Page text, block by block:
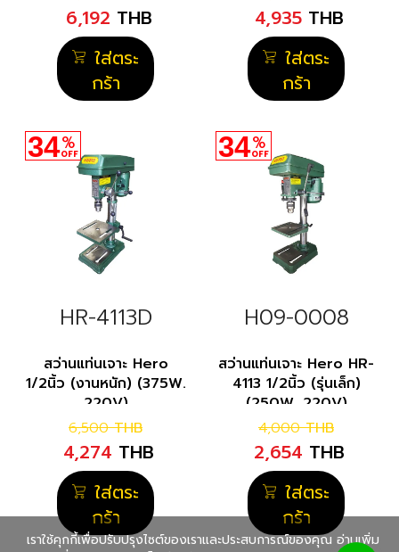
6,192 THB
ใส่ตระ
กร้า
4,935 THB
ใส่ตระ
กร้า
34%
OFF
HR-4113D
สว่านแท่นเจาะ Hero
1/2นิ้ว (งานหนัก) (375W.
220V)
6,500 THB
4,274 THB
ใส่ตระ
กร้า
34%
OFF
H09-0008
สว่านแท่นเจาะ Hero HR-
4113 1/2นิ้ว (รุ่นเล็ก)
(250W. 220V)
4,000 THB
2,654 THB
ใส่ตระ
กร้า
เราใช้คุกกี้เพื่อปรับปรุงไซต์ของเราและประสบการณ์ของคุณ อ่านเพิ่ม